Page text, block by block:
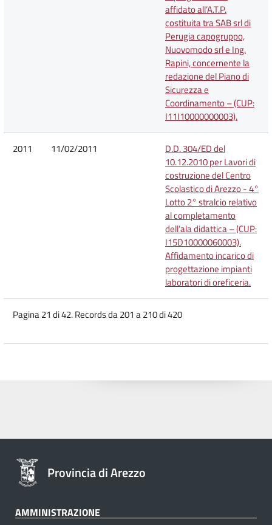
affidato all’A.T.P.
costituita tra SAB srl di
Perugia capogruppo,
Nuovomodo srl e Ing.
Rapini, concernente la
redazione del Piano di
Sicurezza e
Coordinamento – (CUP:
I11I10000000003).
2011 11/02/2011
D.D. 304/ED del
10.12.2010 per Lavori di
costruzione del Centro
Scolastico di Arezzo - 4°
Lotto 2° stralcio relativo
al completamento
dell’ala didattica – (CUP:
I15D10000060003).
Affidamento incarico di
progettazione impianti
laboratori di oreficeria.
Pagina 21 di 42. Records da 201 a 210 di 420
Provincia di Arezzo
AMMINISTRAZIONE